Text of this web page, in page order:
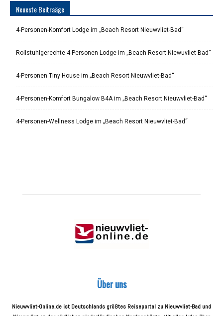
Neueste Beitraäge
4-Personen-Komfort Lodge im „Beach Resort Nieuwvliet-Bad“
Rollstuhlgerechte 4-Personen Lodge im „Beach Resort Niewuvliet-Bad“
4-Personen Tiny House im „Beach Resort Nieuwvliet-Bad“
4-Personen-Komfort Bungalow B4A im „Beach Resort Nieuwvliet-Bad“
4-Personen-Wellness Lodge im „Beach Resort Nieuwvliet-Bad“
Über uns
Nieuwvliet-Online.de ist Deutschlands größtes Reiseportal zu Nieuwvliet-Bad und